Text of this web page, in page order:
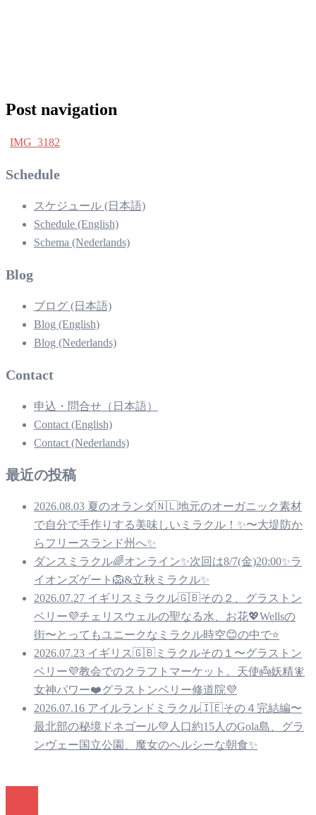
Post navigation
IMG_3182
Schedule
スケジュール (日本語)
Schedule (English)
Schema (Nederlands)
Blog
ブログ (日本語)
Blog (English)
Blog (Nederlands)
Contact
申込・問合せ（日本語）
Contact (English)
Contact (Nederlands)
最近の投稿
2026.08.03 夏のオランダ🇳🇱地元のオーガニック素材
で自分で手作りする美味しいミラクル！✨〜大堤防か
らフリースランド州へ✨
ダンスミラクル🌈オンライン✨次回は8/7(金)20:00✨ラ
イオンズゲート🦁&立秋ミラクル✨
2026.07.27 イギリスミラクル🇬🇧その２、グラストン
ベリー💜チェリスウェルの聖なる水、お花💖Wellsの
街〜とってもユニークなミラクル時空😊の中で⭐️
2026.07.23 イギリス🇬🇧ミラクルその１〜グラストン
ベリー💜教会でのクラフトマーケット。天使👼妖精🧚
女神パワー❤️グラストンベリー修道院💜
2026.07.16 アイルランドミラクル🇮🇪その４完結編〜
最北部の秘境ドネゴール💚人口約15人のGola島、グラ
ンヴェー国立公園、魔女のヘルシーな朝食✨